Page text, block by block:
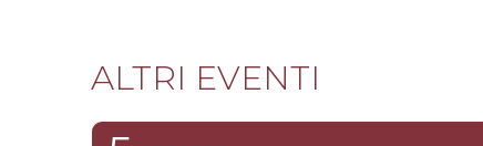
ALTRI EVENTI